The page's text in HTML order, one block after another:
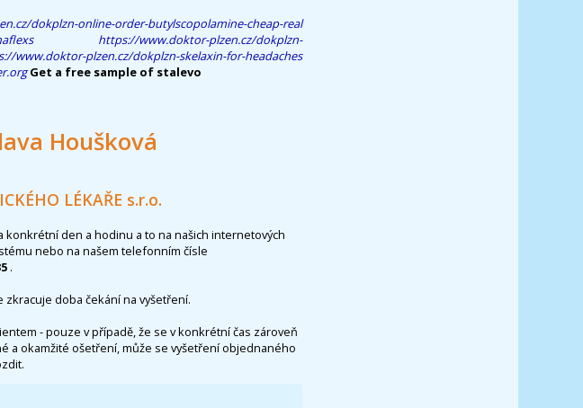
dokplzn-online-order-butylscopolamine-cheap-real
https://www.doktor-plzen.cz/dokplzn-
www.doktor-plzen.cz/dokplzn-skelaxin-for-headaches
Get a free sample of stalevo
Houšková
LÉKAŘE s.r.o.
den a hodinu a to na našich internetových
nebo na našem telefonním čísle
.
doba čekání na vyšetření.
- pouze v případě, že se v konkrétní čas zároveň
a okamžité ošetření, může se vyšetření objednaného